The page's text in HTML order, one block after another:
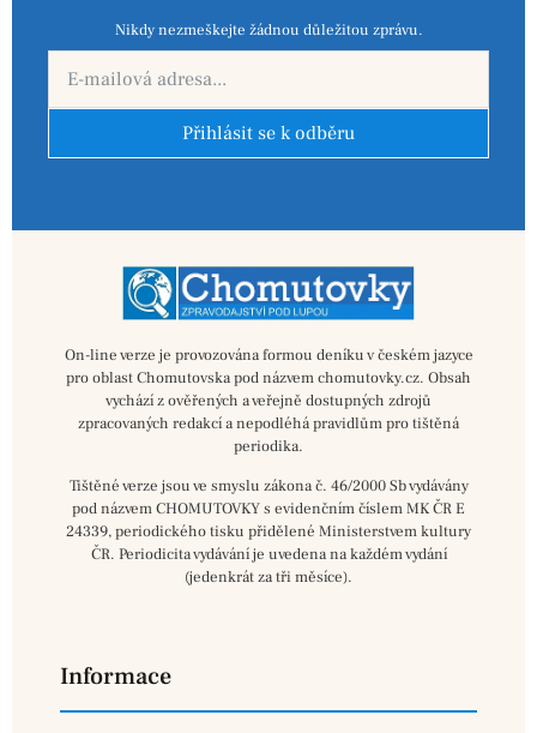
Nikdy nezmeškejte žádnou důležitou zprávu.
Přihlásit se k odběru
On-line verze je provozována formou deníku v českém jazyce
pro oblast Chomutovska pod názvem chomutovky.cz. Obsah
vychází z ověřených a veřejně dostupných zdrojů
zpracovaných redakcí a nepodléhá pravidlům pro tištěná
periodika.
Tištěné verze jsou ve smyslu zákona č. 46/2000 Sb vydávány
pod názvem CHOMUTOVKY s evidenčním číslem MK ČR E
24339, periodického tisku přidělené Ministerstvem kultury
ČR. Periodicita vydávání je uvedena na každém vydání
(jedenkrát za tři měsíce).
Informace